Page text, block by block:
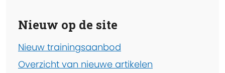
Nieuw op de site
Nieuw trainingsaanbod
Overzicht van nieuwe artikelen